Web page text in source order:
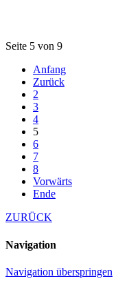
Seite 5 von 9
Anfang
Zurück
2
3
4
5
6
7
8
Vorwärts
Ende
ZURÜCK
Navigation
Navigation überspringen